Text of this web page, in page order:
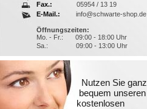
Fax.:
05954 / 13 19
E-Mail.:
info@schwarte-shop.de
Öffnungszeiten:
Mo. - Fr.:
09:00 - 18:00 Uhr
Sa.:
09:00 - 13:00 Uhr
Nutzen Sie ganz
bequem unseren
kostenlosen